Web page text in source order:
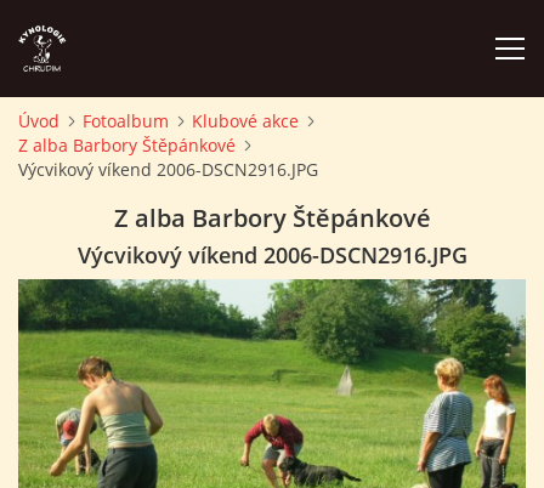
ÚVOD
ZÁVODY A PROPOZICE
PSÍ AKADEMIE
PŘÍSPĚVKY A POPLATKY
Úvod Fotoalbum
Klubové akce
Z alba Barbory Štěpánkové
Výcvikový víkend 2006-DSCN2916.JPG
Z alba Barbory Štěpánkové
Výcvikový víkend 2006-DSCN2916.JPG